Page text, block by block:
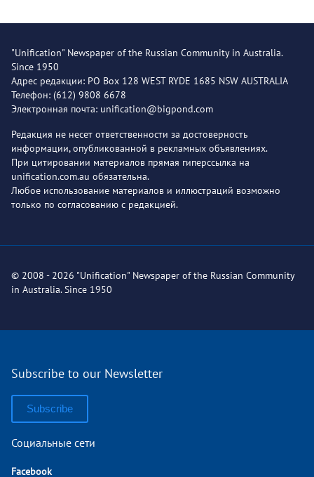
"Unification" Newspaper of the Russian Community in Australia.
Since 1950
Адрес редакции: PO Box 128 WEST RYDE 1685 NSW AUSTRALIA
Телефон: (612) 9808 6678
Электронная почта: unification@bigpond.com
Редакция не несет ответственности за достоверность
информации, опубликованной в рекламных объявлениях.
При цитировании материалов прямая гиперссылка на
unification.com.au обязательна.
Любое использование материалов и иллюстраций возможно
только по согласованию с редакцией.
© 2008 - 2026 "Unification" Newspaper of the Russian Community
in Australia. Since 1950
Subscribe to our Newsletter
Subscribe
Социальные сети
Facebook